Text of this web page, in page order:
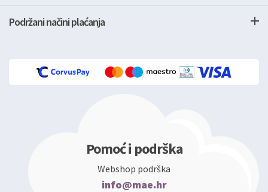
Podržani načini plaćanja
Pomoć i podrška
Webshop podrška
info@mae.hr